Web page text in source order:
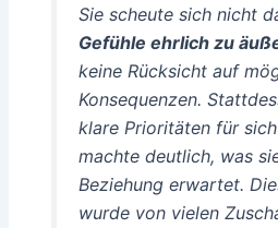
Sie scheute sich nicht
Gefühle ehrlich zu
keine Rücksicht auf
Konsequenzen.
klare Prioritäten für
machte deutlich, was
Beziehung erwartet.
wurde von vielen